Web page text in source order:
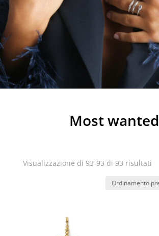
Most wanted
Visualizzazione di 93-93 di 93 risultati